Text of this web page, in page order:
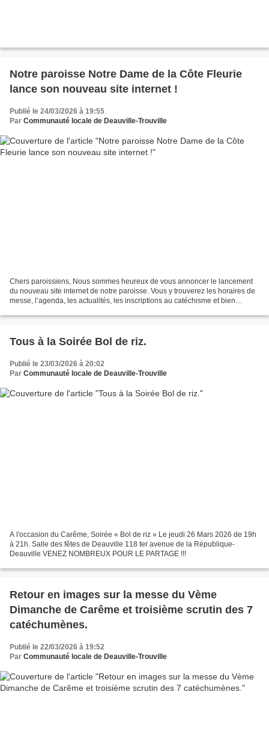
Notre paroisse Notre Dame de la Côte Fleurie
lance son nouveau site internet !
Publié le 24/03/2026 à 19:55
Par Communauté locale de Deauville-Trouville
Chers paroissiens, Nous sommes heureux de vous annoncer le lancement
du nouveau site internet de notre paroisse. Vous y trouverez les horaires de
messe, l’agenda, les actualités, les inscriptions au catéchisme et bien
Tous à la Soirée Bol de riz.
Publié le 23/03/2026 à 20:02
Par Communauté locale de Deauville-Trouville
A l'occasion du Carême, Soirée « Bol de riz » Le jeudi 26 Mars 2026 de 19h
à 21h. Salle des fêtes de Deauville 118 ter avenue de la République-
Deauville VENEZ NOMBREUX POUR LE PARTAGE !!!
Retour en images sur la messe du Vème
Dimanche de Carême et troisième scrutin des 7
catéchumènes.
Publié le 22/03/2026 à 19:52
Par Communauté locale de Deauville-Trouville